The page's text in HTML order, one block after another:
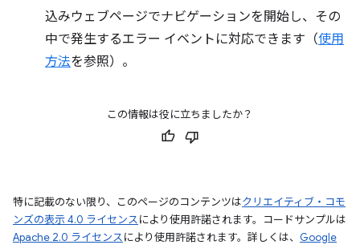
込みウェブページでナビゲーションを開始し、その
中で発生するエラー イベントに対応できます（使用
方法を参照）。
この情報は役に立ちましたか？
特に記載のない限り、このページのコンテンツはクリエイティブ・コモ
ンズの表示 4.0 ライセンスにより使用許諾されます。コードサンプルは
Apache 2.0 ライセンスにより使用許諾されます。詳しくは、 Google